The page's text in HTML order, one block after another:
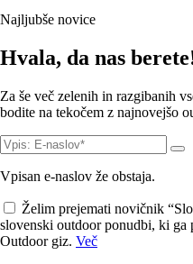
Najljubše novice
Hvala, da nas
Za še več zelenih in razgibanih
bodite na tekočem z najnovejšo
Vpisan e-naslov že obstaja.
Želim prejemati novičnik
slovenski outdoor ponudbi, ki ga
Outdoor giz. Več